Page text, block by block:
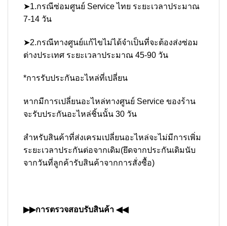
➤1.กรณีซ่อมศูนย์ Service ไทย ระยะเวลาประมาณ
7-14 วัน
➤2.กรณีทางศูนย์แก้ไขไม่ได้จำเป็นที่จะต้องส่งซ่อม
ต่างประเทศ ระยะเวลาประมาณ 45-90 วัน
*การรับประกันอะไหล่ที่เปลี่ยน
หากมีการเปลี่ยนอะไหล่ทางศูนย์ Service ของร้าน
จะรับประกันอะไหล่ชิ้นนั้น 30 วัน
สำหรับสินค้าที่ส่งเครมเปลี่ยนอะไหล่จะไม่มีการเพิ่ม
ระยะเวลาประกันต่อจากเดิม(ยึดจากประกันเดิมนับ
จากวันที่ลูกค้ารับสินค้าจากการสั่งซื้อ)
▶▶การตรวจสอบรับสินค้า ◀◀